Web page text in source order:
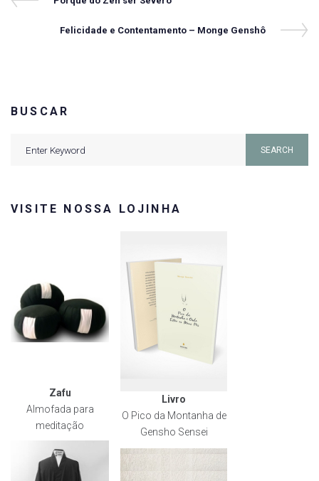
Navegação
Next
Felicidade e Contentamento – Monge Genshô
BUSCAR
SEARCH
VISITE NOSSA LOJINHA
Zafu
Almofada para
meditação
Livro
O Pico da Montanha de
Gensho Sensei